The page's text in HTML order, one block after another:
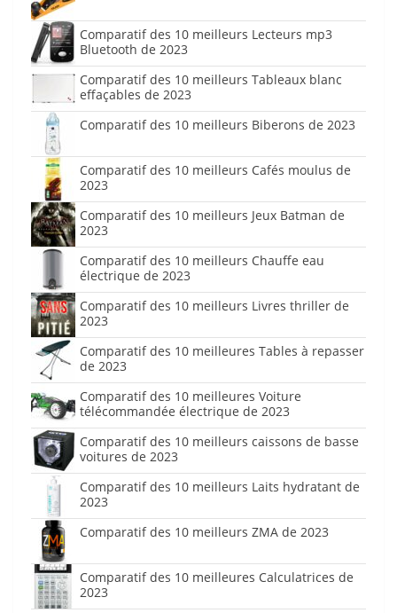
Comparatif des 10 meilleurs Lecteurs mp3
Bluetooth de 2023
Comparatif des 10 meilleurs Tableaux blanc
effaçables de 2023
Comparatif des 10 meilleurs Biberons de 2023
Comparatif des 10 meilleurs Cafés moulus de
2023
Comparatif des 10 meilleurs Jeux Batman de
2023
Comparatif des 10 meilleurs Chauffe eau
électrique de 2023
Comparatif des 10 meilleurs Livres thriller de
2023
Comparatif des 10 meilleures Tables à repasser
de 2023
Comparatif des 10 meilleures Voiture
télécommandée électrique de 2023
Comparatif des 10 meilleurs caissons de basse
voitures de 2023
Comparatif des 10 meilleurs Laits hydratant de
2023
Comparatif des 10 meilleurs ZMA de 2023
Comparatif des 10 meilleures Calculatrices de
2023